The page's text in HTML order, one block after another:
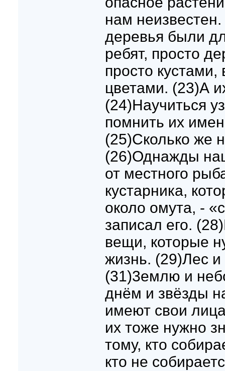
нам
деревья были
ребят, просто
просто кустами,
цветами. (23)А
(24)Научиться
помнить их
(25)Сколько же
(26)Однажды
от местного
кустарника,
около омута, -
записал его.
вещи, которые
жизнь. (29)Лес и
(31)3емлю и
днём и звёзды
имеют свои
их тоже нужно
тому, кто
кто не